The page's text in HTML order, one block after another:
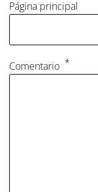
Página principal
Comentario